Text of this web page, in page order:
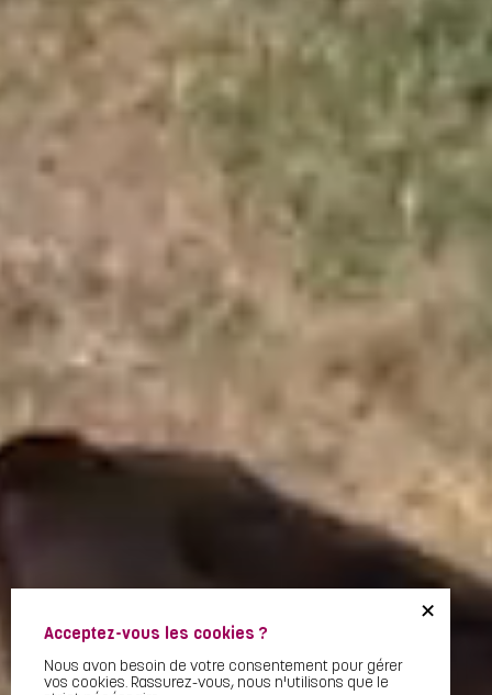
+
Acceptez-vous les cookies ?
Nous avon besoin de votre consentement pour gérer
vos cookies. Rassurez-vous, nous n'utilisons que le